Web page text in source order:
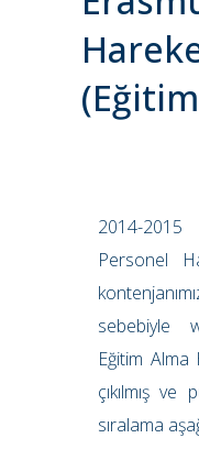
2014-
Personel
sebebiyle
Eğitim Alma
çıkılmış
sıralama